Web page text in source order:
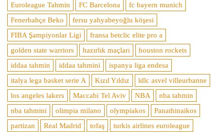
Euroleague Tahmin
FC Barcelona
fc bayern munich
Fenerbahçe Beko
fersu yahyabeyoğlu köşesi
FIBA Şampiyonlar Ligi
fransa betclic elite pro a
golden state warriors
hazırlık maçları
houston rockets
iddaa tahmin
iddaa tahmini
ispanya liga endesa
italya lega basket serie A
Kızıl Yıldız
ldlc asvel villeurbanne
los angeles lakers
Maccabi Tel Aviv NBA
nba tahmin
nba tahmini
olimpia milano olympiakos
Panathinaikos
partizan
Real Madrid tofaş turkis airlines euroleague